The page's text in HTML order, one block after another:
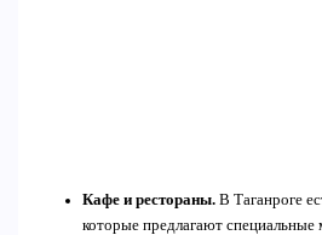
Кафе и рестораны.В Таганроге
которые предлагают